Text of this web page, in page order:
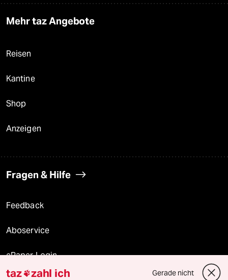
Mehr taz Angebote
Reisen
Kantine
Shop
Anzeigen
Fragen & Hilfe
Feedback
Aboservice
ePaper Login
taz zahl ich Gerade nicht